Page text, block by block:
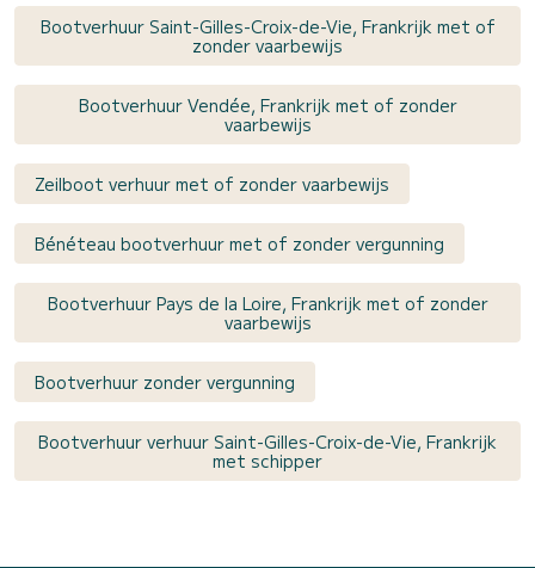
Bootverhuur Saint-Gilles-Croix-de-Vie, Frankrijk met of
zonder vaarbewijs
Bootverhuur Vendée, Frankrijk met of zonder
vaarbewijs
Zeilboot verhuur met of zonder vaarbewijs
Bénéteau bootverhuur met of zonder vergunning
Bootverhuur Pays de la Loire, Frankrijk met of zonder
vaarbewijs
Bootverhuur zonder vergunning
Bootverhuur verhuur Saint-Gilles-Croix-de-Vie, Frankrijk
met schipper